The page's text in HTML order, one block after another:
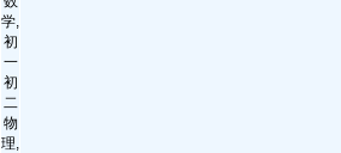
学,
初
一
初
二
物
理,